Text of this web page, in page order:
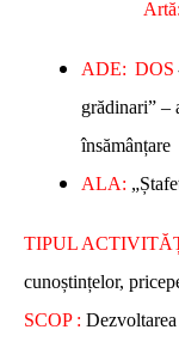
Artă:
ADE: DOS
grădinari” –
însămânțare
ALA:
TIPUL
cunoștințelor,
SCOP :